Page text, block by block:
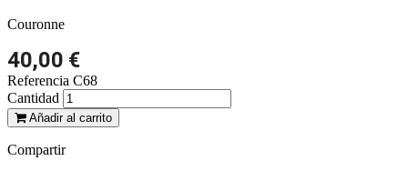
Couronne
40,00 €
Referencia C68
Cantidad
Añadir al carrito
Compartir